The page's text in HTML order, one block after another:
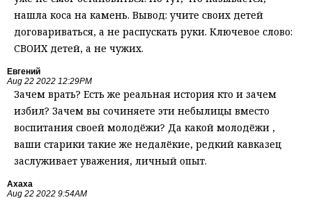
нашла коса на камень. Вывод: учите своих детей
договариваться, а не распускать руки. Ключевое слово:
СВОИХ детей, а не чужих.
Евгений
Aug 22 2022 12:29PM
Зачем врать? Есть же реальная история кто и зачем
избил? Зачем вы сочиняете эти небылицы вместо
воспитания своей молодёжи? Да какой молодёжи ,
ваши старики такие же недалёкие, редкий кавказец
заслуживает уважения, личный опыт.
Ахаха
Aug 22 2022 9:54AM